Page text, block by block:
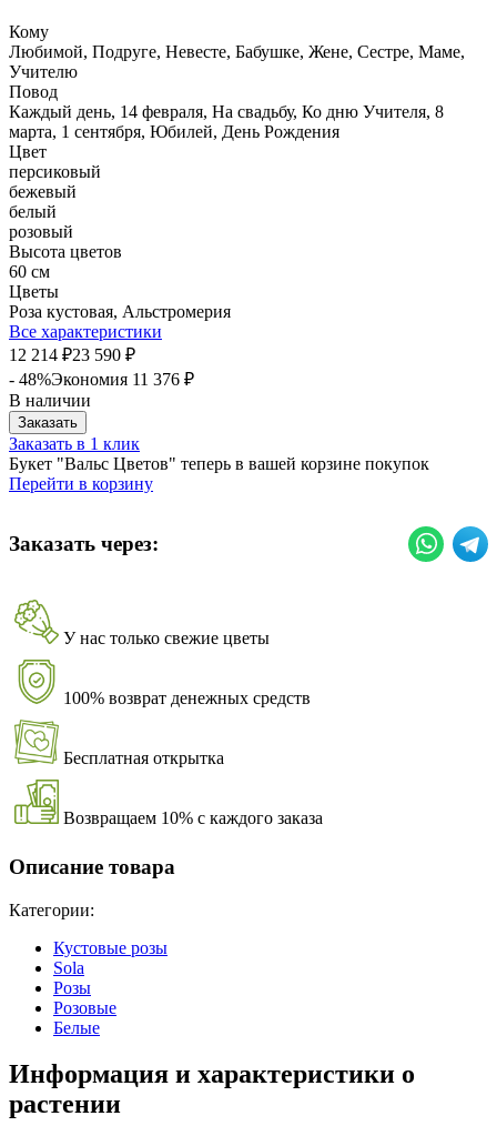
Кому
Любимой, Подруге, Невесте, Бабушке, Жене, Сестре, Маме,
Учителю
Повод
Каждый день, 14 февраля, На свадьбу, Ко дню Учителя, 8
марта, 1 сентября, Юбилей, День Рождения
Цвет
персиковый
бежевый
белый
розовый
Высота цветов
60 см
Цветы
Роза кустовая, Альстромерия
Все характеристики
12 214 ₽23 590 ₽
- 48%Экономия 11 376 ₽
В наличии
Заказать
Заказать в 1 клик
Букет "Вальс Цветов" теперь в вашей корзине покупок
Перейти в корзину
Заказать через:
У нас только свежие цветы
100% возврат денежных средств
Бесплатная открытка
Возвращаем 10% с каждого заказа
Описание товара
Категории:
Кустовые розы
Sola
Розы
Розовые
Белые
Информация и характеристики о
растении